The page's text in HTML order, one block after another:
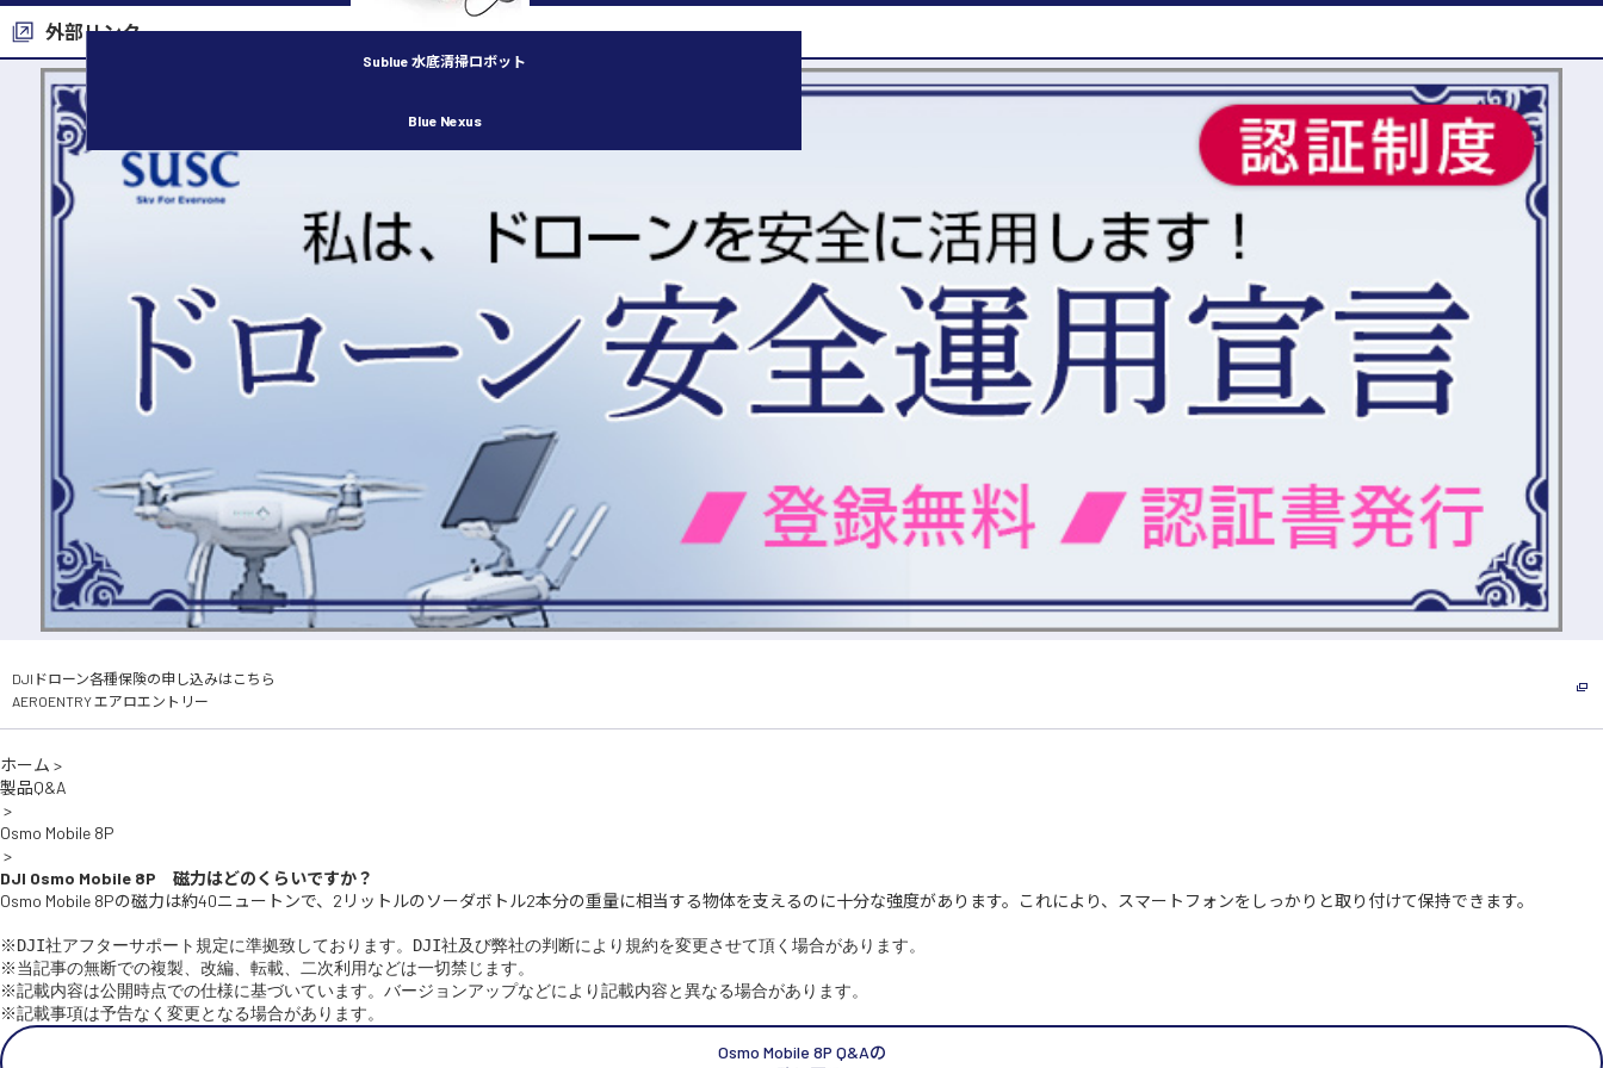
Sublue 水底清掃ロボット
Blue Nexus
外部リンク
DJIドローン各種保険の申し込みはこちら
AEROENTRY エアロエントリー
ホーム >
製品Q&A
>
Osmo Mobile 8P
>
DJI Osmo Mobile 8P 磁力はどのくらいですか？
Osmo Mobile 8Pの磁力は約40ニュートンで、2リットルのソーダボトル2本分の重量に相当する物体を支えるのに十分な強度があります。これにより、スマートフォンをしっかりと取り付けて保持できます。
※DJI社アフターサポート規定に準拠致しております。DJI社及び弊社の判断により規約を変更させて頂く場合があります。
※当記事の無断での複製、改編、転載、二次利用などは一切禁じます。
※記載内容は公開時点での仕様に基づいています。バージョンアップなどにより記載内容と異なる場合があります。
※記載事項は予告なく変更となる場合があります。
Osmo Mobile 8P Q&Aの